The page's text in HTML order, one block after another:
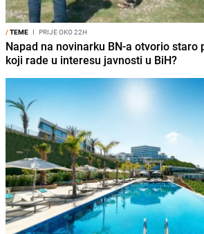
/TEME I PRIJE OKO 22H
Napad na novinarku BN-a otvorio staro
koji rade u interesu javnosti u BiH?